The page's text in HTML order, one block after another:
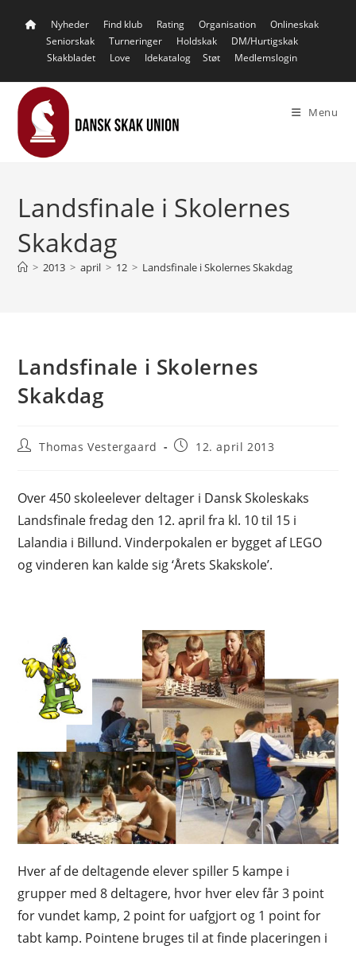
Nyheder Find klub Rating Organisation
Onlineskak
Seniorskak
Turneringer Holdskak
DM/Hurtigskak
Skakbladet
Love Idekatalog Støt Medlemslogin
Menu
Landsfinale i Skolernes
Skakdag
> 2013 > april > 12 > Landsfinale i Skolernes Skakdag
Landsfinale i Skolernes
Skakdag
PostThomas Vestergaard
Post12. april 2013
Over 450 skoleelever deltager i Dansk Skoleskaks
Landsfinale fredag den 12. april fra kl. 10 til 15 i
Lalandia i Billund. Vinderpokalen er bygget af LEGO
og vinderen kan kalde sig ‘Årets Skakskole’.
Hver af de deltagende elever spiller 5 kampe i
grupper med 8 deltagere, hvor hver elev får 3 point
for vundet kamp, 2 point for uafgjort og 1 point for
tabt kamp. Pointene bruges til at finde placeringen i